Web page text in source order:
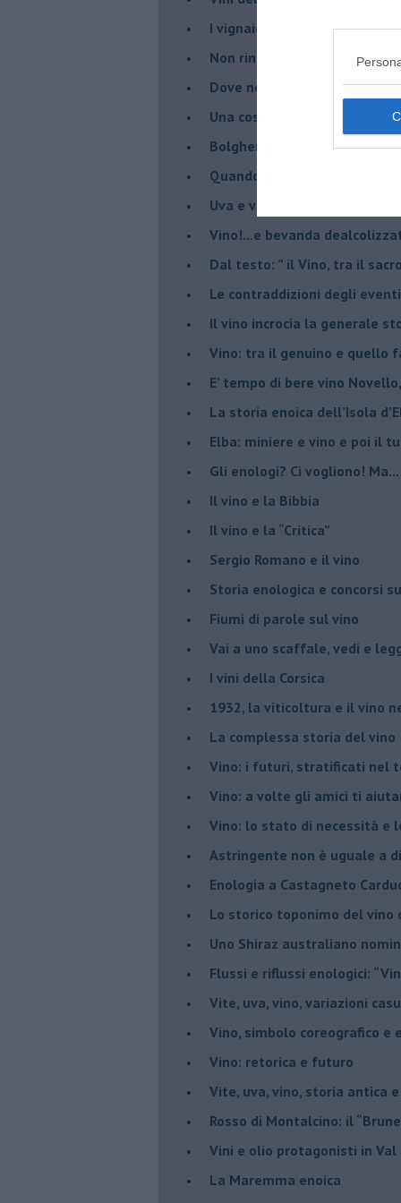
​I vignaiolo democristano e il
​Non rinnego mai la storia.
​Dove non c’è cultura enoica,
​Una cosa è parlare di vino,
Bolgheri enoica sorprende:
​Quando parli di vino non
Uva e vino all’Isola del
​Vino!...e bevanda
​Dal testo: ” il Vino, tra il
Le contraddizioni degli
​Il vino incrocia la generale
Vino: tra il genuino e quello
E’ tempo di bere vino
La storia enoica dell’Isola
Elba: miniere e vino e poi il
​Gli enologi? Ci vogliono!
​Il vino e la Bibbia
​Il vino e la “Critica”
Sergio Romano e il vino
​Storia enologica e concorsi
Fiumi di parole sul vino
​Vai a uno scaffale, vedi e
​I vini della Corsica
​1932, la viticoltura e il vino
​La complessa storia del vino
​Vino: i futuri, stratificati nel
Vino: a volte gli amici ti
Vino: lo stato di necessità e
​Astringente non è uguale a
Enologia a Castagneto
Lo storico toponimo del vino
Uno Shiraz australiano
​Flussi e riflussi enologici:
Vite, uva, vino, variazioni
Vino, simbolo coreografico e
​Vino: retorica e futuro
​Vite, uva, vino, storia antica
​Rosso di Montalcino: il
Vini e olio protagonisti in Val
​La Maremma enoica